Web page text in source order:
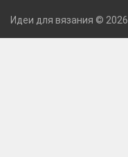
Идеи для вязания © 2026